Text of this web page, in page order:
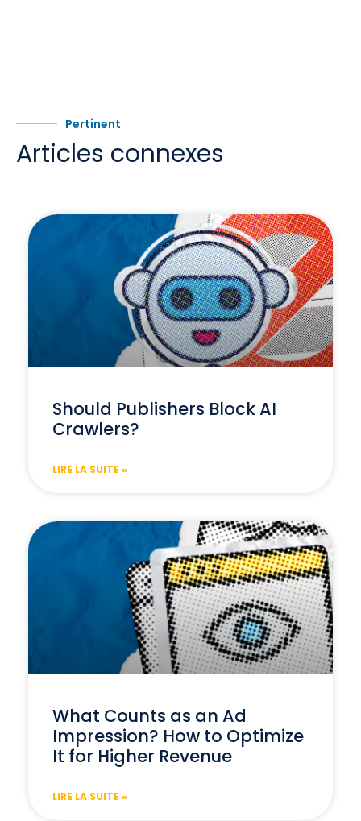
Pertinent
Articles connexes
Should Publishers Block AI
Crawlers?
LIRE LA SUITE »
What Counts as an Ad
Impression? How to Optimize
It for Higher Revenue
LIRE LA SUITE »